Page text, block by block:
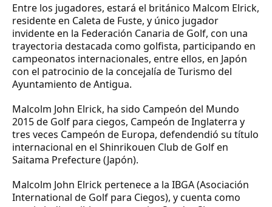
Entre los jugadores, estará el británico Malcom Elrick,
residente en Caleta de Fuste, y único jugador
invidente en la Federación Canaria de Golf, con una
trayectoria destacada como golfista, participando en
campeonatos internacionales, entre ellos, en Japón
con el patrocinio de la concejalía de Turismo del
Ayuntamiento de Antigua.
Malcolm John Elrick, ha sido Campeón del Mundo
2015 de Golf para ciegos, Campeón de Inglaterra y
tres veces Campeón de Europa, defendendió su título
internacional en el Shinrikouen Club de Golf en
Saitama Prefecture (Japón).
Malcolm John Elrick pertenece a la IBGA (Asociación
International de Golf para Ciegos), y cuenta como